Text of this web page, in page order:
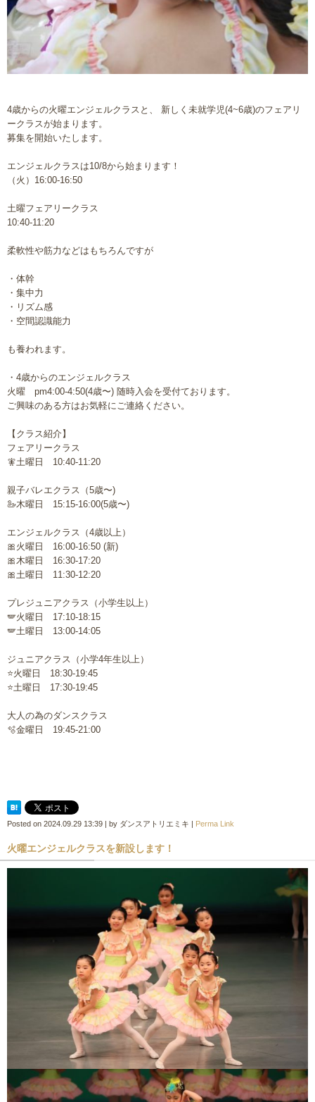
4歳からの火曜エンジェルクラスと、 新しく未就学児(4~6歳)のフェアリ
ークラスが始まります。
募集を開始いたします。
エンジェルクラスは10/8から始まります！
（火）16:00-16:50
土曜フェアリークラス
10:40-11:20
柔軟性や筋力などはもちろんですが
・体幹
・集中力
・リズム感
・空間認識能力
も養われます。
・4歳からのエンジェルクラス
火曜 pm4:00-4:50(4歳〜) 随時入会を受付ております。
ご興味のある方はお気軽にご連絡ください。
【クラス紹介】
フェアリークラス
🧚土曜日 10:40-11:20
親子バレエクラス（5歳〜)
🦢木曜日 15:15-16:00(5歳〜)
エンジェルクラス（4歳以上）
🎀火曜日 16:00-16:50 (新)
🎀木曜日 16:30-17:20
🎀土曜日 11:30-12:20
プレジュニアクラス（小学生以上）
🪽火曜日 17:10-18:15
🪽土曜日 13:00-14:05
ジュニアクラス（小学4年生以上）
⭐️火曜日 18:30-19:45
⭐️土曜日 17:30-19:45
大人の為のダンスクラス
🫧金曜日 19:45-21:00
Posted on 2024.09.29 13:39 | by ダンスアトリエミキ | Perma Link
火曜エンジェルクラスを新設します！